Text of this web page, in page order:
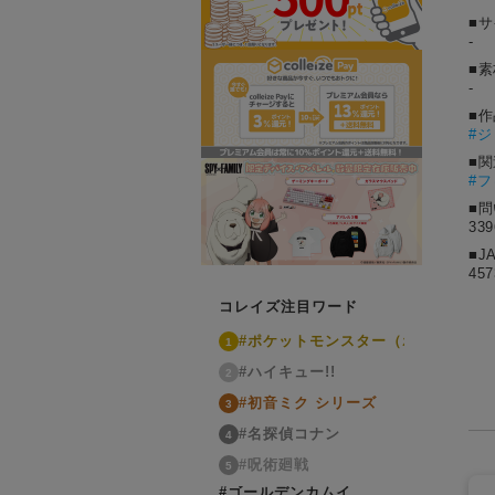
コレイズ注目ワード
1 #ポケットモンスター（ポケモン）
2 #ハイキュー!!
3 #初音ミク シリーズ
4 #名探偵コナン
5
#呪術廻戦
■
-
■
-
■
#
■
#フ
■